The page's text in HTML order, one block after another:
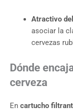
Atractivo
asociar la
cervezas
Dónde
cerveza
En cartucho